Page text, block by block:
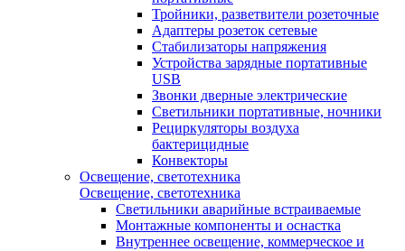
Тройники, разветвители розеточные
Адаптеры розеток сетевые
Стабилизаторы напряжения
Устройства зарядные портативные
USB
Звонки дверные электрические
Светильники портативные, ночники
Рециркуляторы воздуха
бактерицидные
Конвекторы
Освещение, светотехника
Освещение, светотехника
Светильники аварийные встраиваемые
Монтажные компоненты и оснастка
Внутреннее освещение, коммерческое и